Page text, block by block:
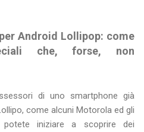
Android Lollipop: come
che, forse, non
di uno smartphone già
come alcuni Motorola ed gli
potete iniziare a scoprire dei